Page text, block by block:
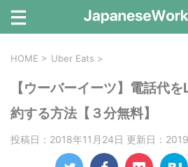
HOME > Uber Eats >
【ウーバーイーツ】電話代
約する方法【３分無料】
投稿日：2018年11月24日 更新日：